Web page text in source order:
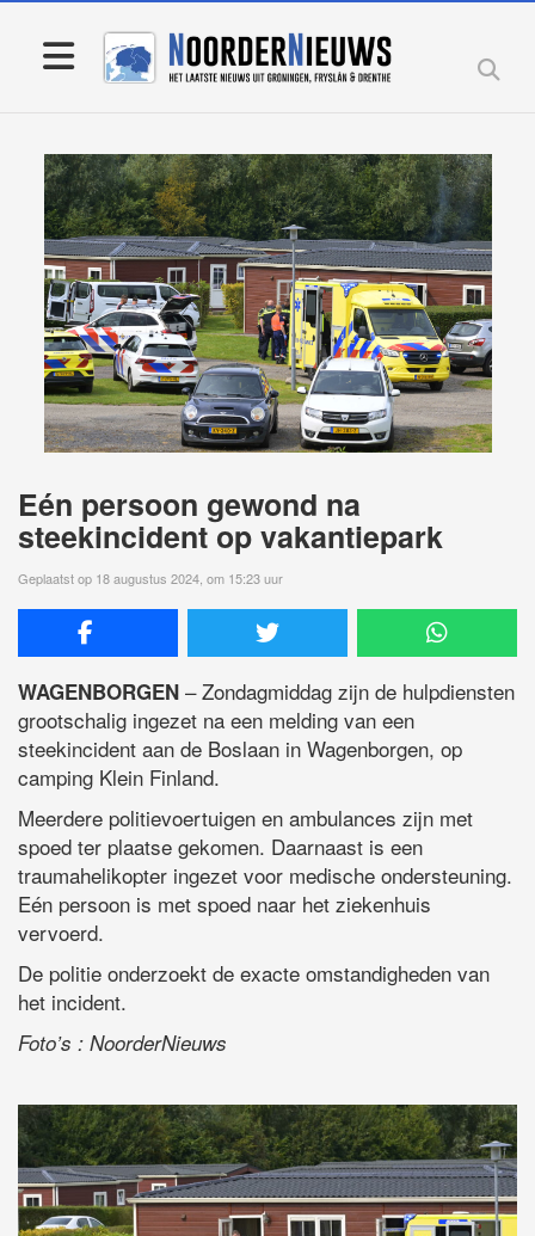
Eén persoon gewond na
steekincident op vakantiepark
Geplaatst op 18 augustus 2024, om 15:23 uur
WAGENBORGEN – Zondagmiddag zijn de hulpdiensten
grootschalig ingezet na een melding van een
steekincident aan de Boslaan in Wagenborgen, op
camping Klein Finland.
Meerdere politievoertuigen en ambulances zijn met
spoed ter plaatse gekomen. Daarnaast is een
traumahelikopter ingezet voor medische ondersteuning.
Eén persoon is met spoed naar het ziekenhuis
vervoerd.
De politie onderzoekt de exacte omstandigheden van
het incident.
Foto’s : NoorderNieuws